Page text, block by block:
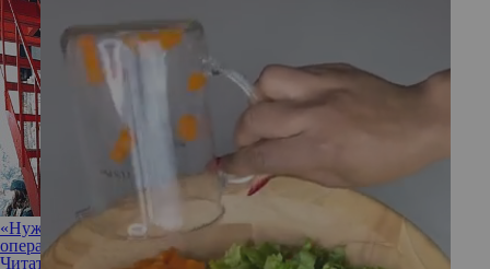
«Нужно что-то делать, а не ждать»: Анна Седокова сделала
операцию на глаз и поделилась опытом
Читать полностью